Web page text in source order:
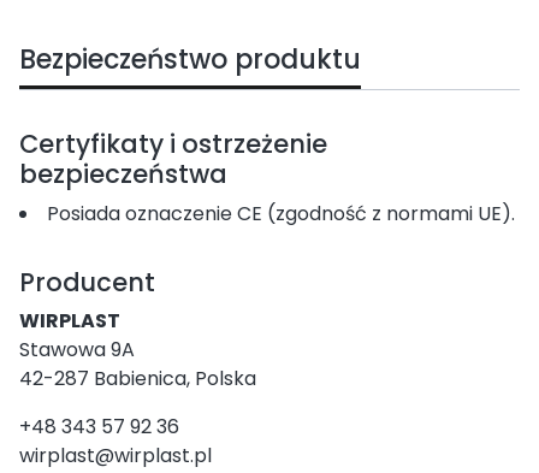
Bezpieczeństwo produktu
Certyfikaty i ostrzeżenie
bezpieczeństwa
Posiada oznaczenie CE (zgodność z normami UE).
Producent
WIRPLAST
Stawowa 9A
42-287 Babienica, Polska
+48 343 57 92 36
wirplast@wirplast.pl